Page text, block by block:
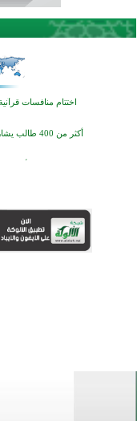
اختتام الدورة
تيسليتش تختتم برنامجا
اختتام منافسات قرآنية
أكثر من 400 طالب يشاركون في مسابقة المعلومات الإسلامية بأستراليا
افتتاح تاريخي لأول
أكبر مشروع إسلامي في ريف
اختتام منافسات قرآنية